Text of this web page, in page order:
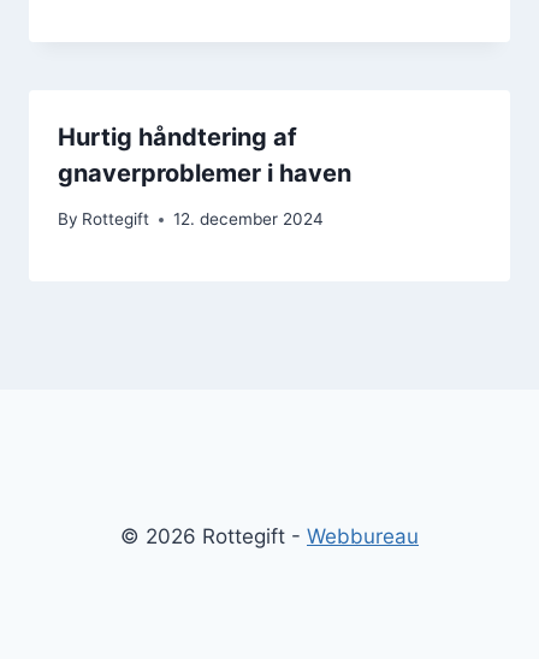
Hurtig håndtering af
gnaverproblemer i haven
By Rottegift 12. december 2024
© 2026 Rottegift - Webbureau